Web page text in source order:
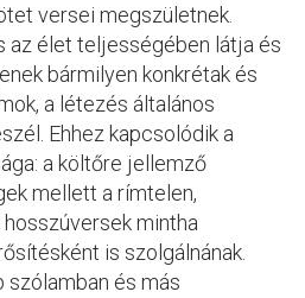
versei megszületnek.
az élet teljességében látja és
bármilyen konkrétak és
a létezés általános
Ehhez kapcsolódik a
a költőre jellemző
mellett a rímtelen,
mintha
is szolgálnának.
és más